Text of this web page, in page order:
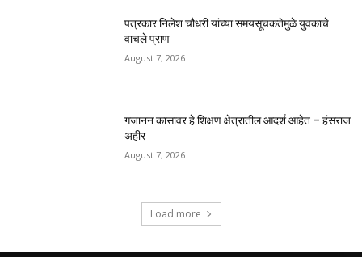
पत्रकार निलेश चौधरी यांच्या समयसूचकतेमुळे युवकाचे
वाचले प्राण
August 7, 2026
गजानन कासावर हे शिक्षण क्षेत्रातील आदर्श आहेत – हंसराज
अहीर
August 7, 2026
Load more